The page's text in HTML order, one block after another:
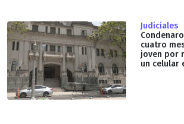
Judiciales
cuatro
joven por
un celular